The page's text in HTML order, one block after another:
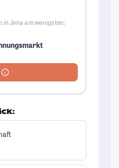
in Jena am wenigsten: